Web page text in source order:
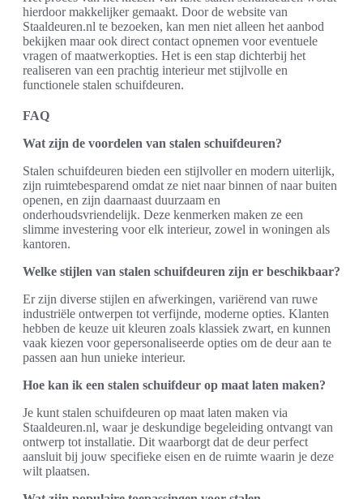
hierdoor makkelijker gemaakt. Door de website van
Staaldeuren.nl te bezoeken, kan men niet alleen het aanbod
bekijken maar ook direct contact opnemen voor eventuele
vragen of maatwerkopties. Het is een stap dichterbij het
realiseren van een prachtig interieur met stijlvolle en
functionele stalen schuifdeuren.
FAQ
Wat zijn de voordelen van stalen schuifdeuren?
Stalen schuifdeuren bieden een stijlvoller en modern uiterlijk,
zijn ruimtebesparend omdat ze niet naar binnen of naar buiten
openen, en zijn daarnaast duurzaam en
onderhoudsvriendelijk. Deze kenmerken maken ze een
slimme investering voor elk interieur, zowel in woningen als
kantoren.
Welke stijlen van stalen schuifdeuren zijn er beschikbaar?
Er zijn diverse stijlen en afwerkingen, variërend van ruwe
industriële ontwerpen tot verfijnde, moderne opties. Klanten
hebben de keuze uit kleuren zoals klassiek zwart, en kunnen
vaak kiezen voor gepersonaliseerde opties om de deur aan te
passen aan hun unieke interieur.
Hoe kan ik een stalen schuifdeur op maat laten maken?
Je kunt stalen schuifdeuren op maat laten maken via
Staaldeuren.nl, waar je deskundige begeleiding ontvangt van
ontwerp tot installatie. Dit waarborgt dat de deur perfect
aansluit bij jouw specifieke eisen en de ruimte waarin je deze
wilt plaatsen.